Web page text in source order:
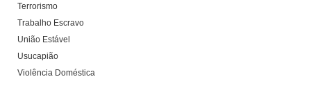
Terrorismo
Trabalho Escravo
União Estável
Usucapião
Violência Doméstica